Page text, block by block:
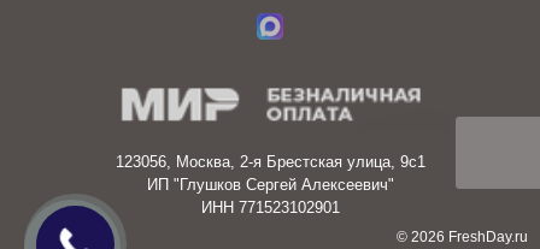
123056, Москва, 2-я Брестская улица, 9с1
ИП "Глушков Сергей Алексеевич"
ИНН 771523102901
© 2026 FreshDay.ru